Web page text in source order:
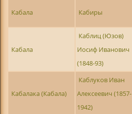
Кабала Кабиры
Кабала
Каблиц (Юзов)
Иосиф Иванович
(1848-93)
Кабалака (Кабала)
Каблуков Иван
Алексеевич (1857-
1942)